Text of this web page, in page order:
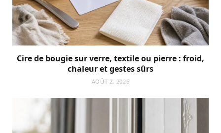
Cire de bougie sur verre, textile ou pierre : froid,
chaleur et gestes sûrs
AOÛT 2, 2026